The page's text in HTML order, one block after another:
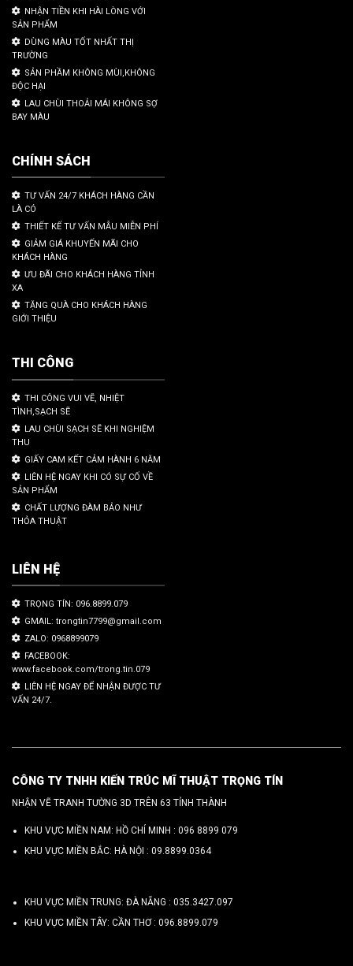
NHẬN TIỀN KHI HÀI LÒNG VỚI
SẢN PHẨM
DÙNG MÀU TỐT NHẤT THỊ
TRƯỜNG
SẢN PHẦM KHÔNG MÙI,KHÔNG
ĐỘC HẠI
LAU CHÙI THOẢI MÁI KHÔNG SỢ
BAY MÀU
CHÍNH SÁCH
TƯ VẤN 24/7 KHÁCH HÀNG CẦN
LÀ CÓ
THIẾT KẾ TƯ VẤN MẪU MIỄN PHÍ
GIẢM GIÁ KHUYẾN MÃI CHO
KHÁCH HÀNG
ƯU ĐÃI CHO KHÁCH HÀNG TỈNH
XA
TẶNG QUÀ CHO KHÁCH HÀNG
GIỚI THIỆU
THI CÔNG
THI CÔNG VUI VẼ, NHIỆT
TÌNH,SẠCH SẼ
LAU CHÙI SẠCH SẼ KHI NGHIỆM
THU
GIẤY CAM KẾT CẢM HÀNH 6 NĂM
LIÊN HỆ NGAY KHI CÓ SỰ CỐ VỀ
SẢN PHẨM
CHẤT LƯỢNG ĐÀM BẢO NHƯ
THỎA THUẬT
LIÊN HỆ
TRỌNG TÍN: 096.8899.079
GMAIL: trongtin7799@gmail.com
ZALO: 0968899079
FACEBOOK:
www.facebook.com/trong.tin.079
LIÊN HỆ NGAY ĐỂ NHẬN ĐƯỢC TƯ
VẤN 24/7.
CÔNG TY TNHH KIẾN TRÚC MĨ THUẬT TRỌNG TÍN
NHẬN VẼ TRANH TƯỜNG 3D TRÊN 63 TỈNH THÀNH
KHU VỰC MIỀN NAM: HỒ CHÍ MINH : 096 8899 079
KHU VỰC MIỀN BẮC: HÀ NỘI : 09.8899.0364
KHU VỰC MIỀN TRUNG: ĐÀ NẴNG : 035.3427.097
KHU VỰC MIỀN TÂY: CẦN THƠ : 096.8899.079